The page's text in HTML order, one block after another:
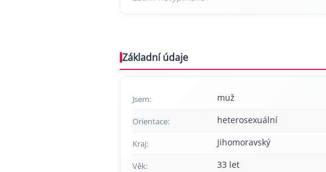
Základní údaje
Jsem: muž
Orientace: heterosexuální
Kraj: Jihomoravský
Věk: 33 let